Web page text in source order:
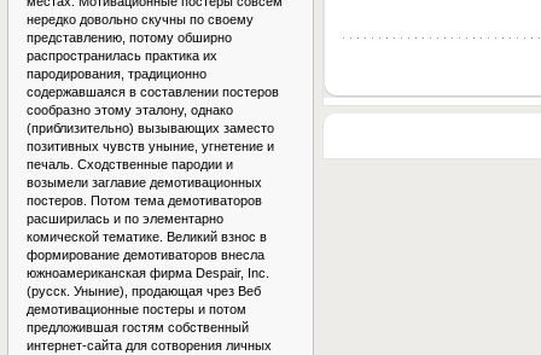
нередко довольно скучны по своему
представлению, потому обширно
распространилась практика их
пародирования, традиционно
содержавшаяся в составлении постеров
сообразно этому эталону, однако
(приблизительно) вызывающих заместо
позитивных чувств уныние, угнетение и
печаль. Сходственные пародии и
возымели заглавие демотивационных
постеров. Потом тема демотиваторов
расширилась и по элементарно
комической тематике. Великий взнос в
формирование демотиваторов внесла
южноамериканская фирма Despair, Inc.
(русск. Уныние), продающая чрез Веб
демотивационные постеры и потом
предложившая гостям собственный
интернет-сайта для сотворения личных